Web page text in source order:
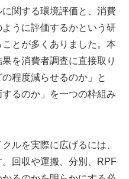
関する環境評価と、消費
うに評価するかという研
とが多くありました。本
を消費者調査に直接取り
程度減らせるのか」と
するのか」を一つの枠組み
ルを実際に広げるには、
回収や運搬、分別、RPF